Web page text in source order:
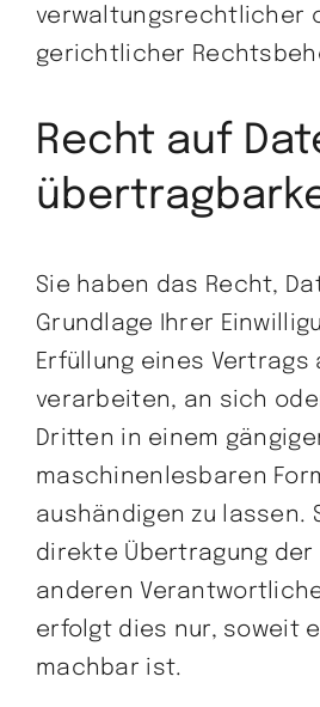
verwaltungsrechtlicher
gerichtlicher
Recht auf
Sie haben das Recht,
Grundlage Ihrer
Erfüllung eines
verarbeiten, an sich
Dritten in einem
maschinenlesbaren
aushändigen zu lassen.
direkte Übertragung der
anderen
erfolgt dies nur, soweit
machbar ist.